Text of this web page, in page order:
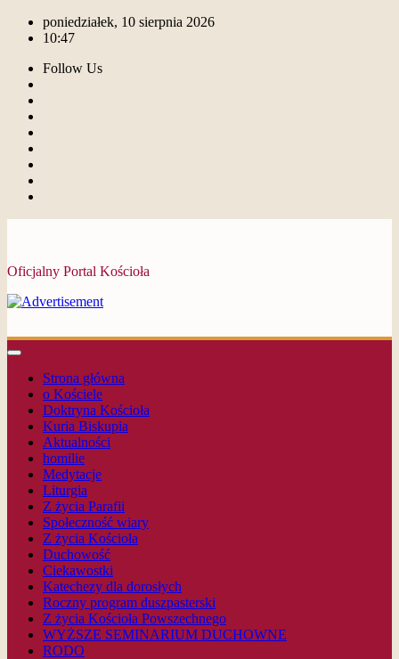
poniedziałek, 10 sierpnia 2026
10:47
Follow Us
Oficjalny Portal Kościoła
Strona główna
o Kościele
Doktryna Kościoła
Kuria Biskupia
Aktualności
homilie
Medytacje
Liturgia
Z życia Parafii
Społeczność wiary
Z życia Kościoła
Duchowość
Ciekawostki
Katechezy dla dorosłych
Roczny program duszpasterski
Z życia Kościoła Powszechnego
WYŻSZE SEMINARIUM DUCHOWNE
RODO